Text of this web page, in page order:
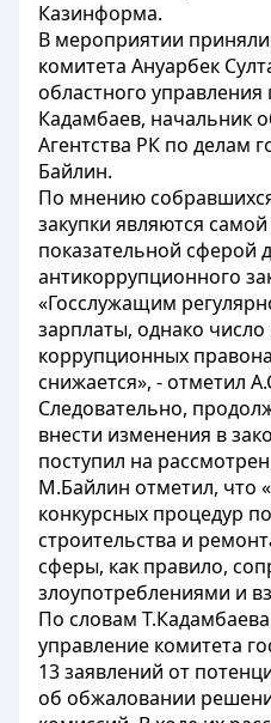
Казинформа.
В мероприятии приняли
комитета Ануарбек
областного управления
Кадамбаев, начальник
Агентства РК по делам
Байлин.
По мнению
закупки являются
показательной сферой
антикоррупционного
«Госслужащим
зарплаты, однако
коррупционных
снижается», - отметил
Следовательно,
внести изменения в
поступил на
М.Байлин отметил, что
конкурсных процедур
строительства и
сферы, как правило,
злоупотреблениями и
По словам
управление комитета
13 заявлений от
об обжаловании